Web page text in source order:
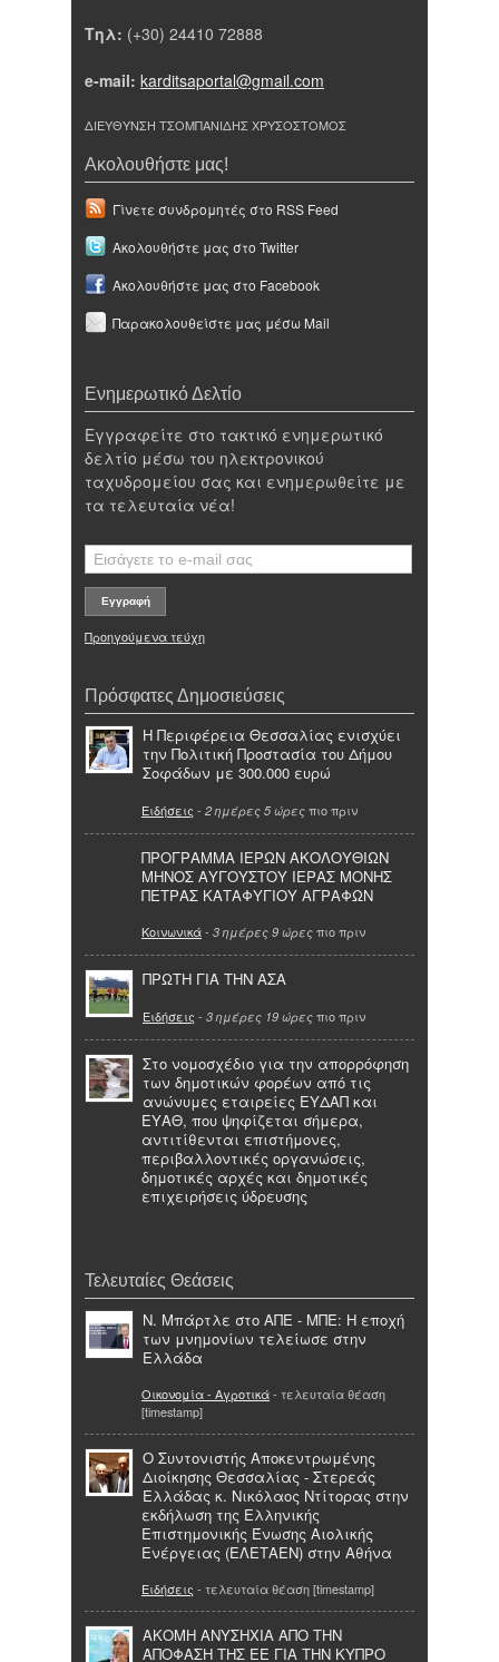
Τηλ: (+30) 24410 72888
e-mail: karditsaportal@gmail.com
ΔΙΕΥΘΥΝΣΗ ΤΣΟΜΠΑΝΙΔΗΣ ΧΡΥΣΟΣΤΟΜΟΣ
Ακολουθήστε μας!
Γίνετε συνδρομητές στο RSS Feed
Ακολουθήστε μας στο Twitter
Ακολουθήστε μας στο Facebook
Παρακολουθείστε μας μέσω Mail
Ενημερωτικό Δελτίο
Εγγραφείτε στο τακτικό ενημερωτικό
δελτίο μέσω του ηλεκτρονικού
ταχυδρομείου σας και ενημερωθείτε με
τα τελευταία νέα!
Προηγούμενα τεύχη
Πρόσφατες Δημοσιεύσεις
Η Περιφέρεια Θεσσαλίας ενισχύει
την Πολιτική Προστασία του Δήμου
Σοφάδων με 300.000 ευρώ
Ειδήσεις - 2 ημέρες 5 ώρες πιο πριν
ΠΡΟΓΡΑΜΜΑ ΙΕΡΩΝ ΑΚΟΛΟΥΘΙΩΝ
ΜΗΝΟΣ ΑΥΓΟΥΣΤΟΥ ΙΕΡΑΣ ΜΟΝΗΣ
ΠΕΤΡΑΣ ΚΑΤΑΦΥΓΙΟΥ ΑΓΡΑΦΩΝ
Κοινωνικά- 3 ημέρες 9 ώρες πιο πριν
ΠΡΩΤΗ ΓΙΑ ΤΗΝ ΑΣΑ
Ειδήσεις - 3 ημέρες 19 ώρες πιο πριν
Στο νομοσχέδιο για την απορρόφηση
των δημοτικών φορέων από τις
ανώνυμες εταιρείες ΕΥΔΑΠ και
ΕΥΑΘ, που ψηφίζεται σήμερα,
αντιτίθενται επιστήμονες,
περιβαλλοντικές οργανώσεις,
δημοτικές αρχές και δημοτικές
επιχειρήσεις ύδρευσης
Τελευταίες Θεάσεις
Ν. Μπάρτλε στο ΑΠΕ - ΜΠΕ: Η εποχή
των μνημονίων τελείωσε στην
Ελλάδα
Οικονομία - Αγροτικά- τελευταία θέαση
[timestamp]
O Συντονιστής Αποκεντρωμένης
Διοίκησης Θεσσαλίας - Στερεάς
Ελλάδας κ. Νικόλαος Ντίτορας στην
εκδήλωση της Ελληνικής
Επιστημονικής Ένωσης Αιολικής
Ενέργειας (ΕΛΕΤΑΕΝ) στην Αθήνα
Ειδήσεις - τελευταία θέαση [timestamp]
ΑΚΟΜΗ ΑΝΥΣΗΧΙΑ ΑΠΟ ΤΗΝ
ΑΠΟΦΑΣΗ ΤΗΣ ΕΕ ΓΙΑ ΤΗΝ ΚΥΠΡΟ